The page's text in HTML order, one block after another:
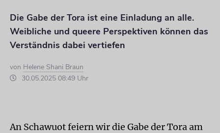
Die Gabe der Tora ist eine Einladung an alle.
Weibliche und queere Perspektiven können das
Verständnis dabei vertiefen
von Helene Shani Braun
30.05.2025 08:49 Uhr
An Schawuot feiern wir die Gabe der Tora am